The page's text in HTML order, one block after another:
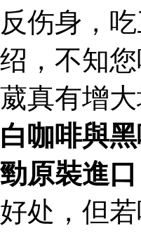
反伤身，
绍，不知
葳真有增
白咖啡與
勁原裝進口
好处，但